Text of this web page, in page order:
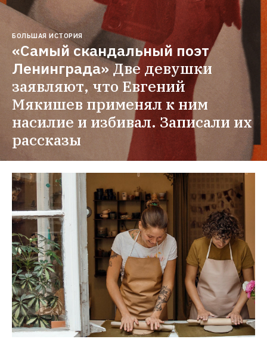
БОЛЬШАЯ ИСТОРИЯ
«Самый скандальный поэт
Ленинграда»Две девушки
заявляют, что Евгений
Мякишев применял к ним
насилие и избивал. Записали их
рассказы